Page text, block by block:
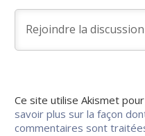
Ce site utilise Akismet
savoir plus sur la façon
commentaires sont